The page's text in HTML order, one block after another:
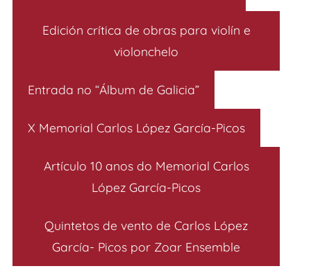
Edición crítica de obras para violín e
violonchelo
Entrada no “Álbum de Galicia”
X Memorial Carlos López García-Picos
Artículo 10 anos do Memorial Carlos
López García-Picos
Quintetos de vento de Carlos López
García- Picos por Zoar Ensemble